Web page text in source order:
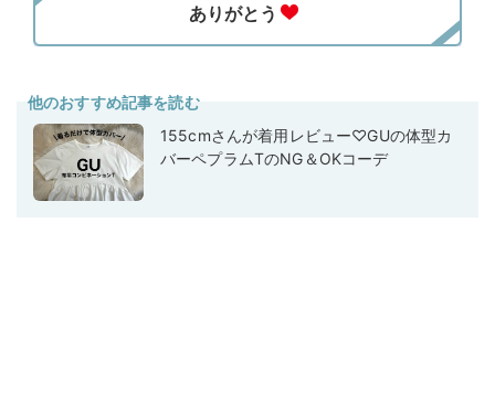
他のおすすめ記事を読む
155cmさんが着用レビュー♡GUの体型カ
バーペプラムTのNG＆OKコーデ